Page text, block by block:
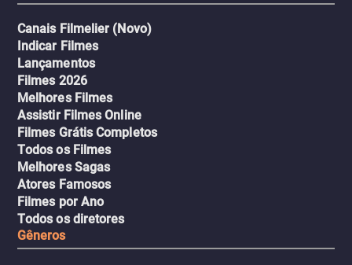
Canais Filmelier (Novo)
Indicar Filmes
Lançamentos
Filmes 2026
Melhores Filmes
Assistir Filmes Online
Filmes Grátis Completos
Todos os Filmes
Melhores Sagas
Atores Famosos
Filmes por Ano
Todos os diretores
Gêneros